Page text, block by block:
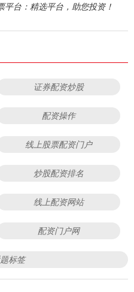
台：精选平台，助您投资！
证券配资炒股
配资操作
线上股票配资门户
炒股配资排名
线上配资网站
配资门户网
标签